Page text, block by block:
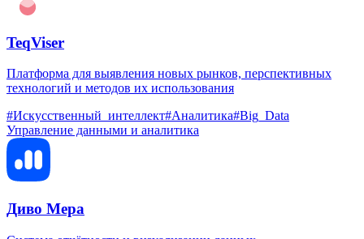
TeqViser
Платформа для выявления новых рынков, перспективных
технологий и методов их использования
#Искусственный_интеллект#Аналитика#Big_Data
Управление данными и аналитика
Диво Мера